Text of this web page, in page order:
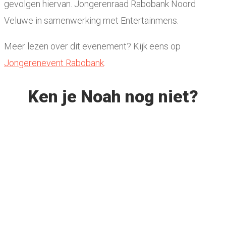
gevolgen hiervan. Jongerenraad Rabobank Noord
Veluwe in samenwerking met Entertainmens.
Meer lezen over dit evenement? Kijk eens op
Jongerenevent Rabobank
Ken je Noah nog niet?